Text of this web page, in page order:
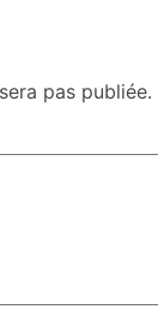
pas publiée.